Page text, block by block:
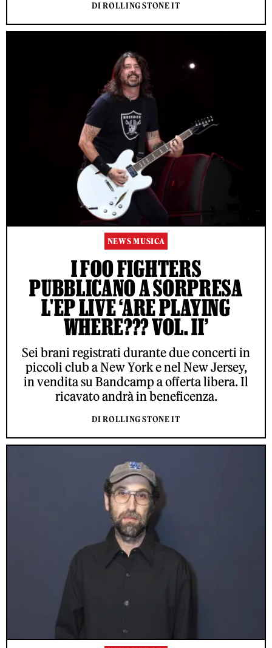
DI ROLLING STONE IT
NEWS MUSICA
I FOO FIGHTERS
PUBBLICANO A SORPRESA
L'EP LIVE ‘ARE PLAYING
WHERE??? VOL. II’
Sei brani registrati durante due concerti in
piccoli club a New York e nel New Jersey,
in vendita su Bandcamp a offerta libera. Il
ricavato andrà in beneficenza.
DI ROLLING STONE IT